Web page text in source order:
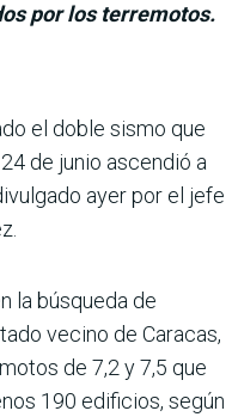
por los terremotos.
el doble sismo que
de junio ascendió a
ayer por el jefe
la búsqueda de
vecino de Caracas,
de 7,2 y 7,5 que
190 edifi­cios, según